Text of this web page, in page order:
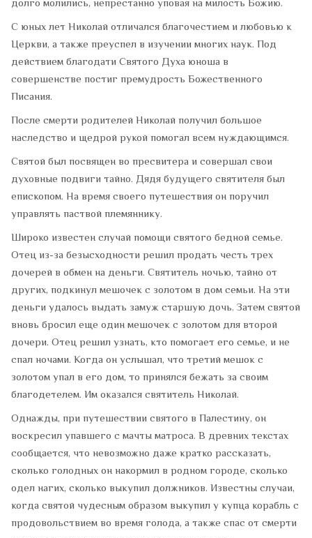
долго молились, непрестанно уповая на милость Божию.
С юных лет Николай отличался благочестием и любовью к
Церкви, а также преуспел в изучении многих наук. Под
действием благодати Святого Духа юноша в
совершенстве постиг премудрость Божественного
Писания.
После смерти родителей Николай получил большое
наследство и щедрой рукой помогал всем нуждающимся.
Святой был посвящен во пресвитера и совершал свои
духовные подвиги тайно. Дядя будущего святителя был
епископом. На время своего путешествия он поручил
управлять паствой племяннику.
Широко известен случай помощи святого бедной семье.
Отец из-за безысходности решил продать честь трех
дочерей в обмен на деньги. Святитель ночью, тайно от
других, подкинул мешочек с золотом в дом семьи. На эти
деньги удалось выдать замуж старшую дочь. Затем святой
вновь бросил еще один мешочек с золотом для второй
дочери. Отец решил узнать, кто помогает его семье, и не
спал ночами. Когда он услышал, что третий мешок с
золотом упал в его дом, то принялся бежать за своим
благодетелем. Им оказался святитель Николай.
Однажды, при путешествии святого в Палестину, он
воскресил упавшего с мачты матроса. В древних текстах
сообщается, что невозможно даже кратко рассказать,
сколько голодных он накормил в родном городе, сколько
одел нагих, сколько выкупил должников. Известны случаи,
когда святой чудесным образом выкупил у купца корабль с
продовольствием во время голода, а также спас от смерти